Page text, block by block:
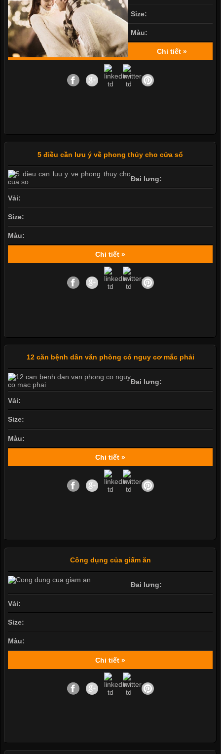
Size:
Màu:
Chi tiết »
5 điều cần lưu ý về phong thủy cho cửa sổ
Đai lưng:
Vải:
Size:
Màu:
Chi tiết »
12 căn bệnh dân văn phòng có nguy cơ mắc phải
Đai lưng:
Vải:
Size:
Màu:
Chi tiết »
Công dụng của giấm ăn
Đai lưng:
Vải:
Size:
Màu:
Chi tiết »